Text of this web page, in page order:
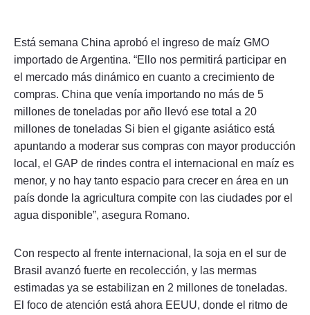
Está semana China aprobó el ingreso de maíz GMO
importado de Argentina. “Ello nos permitirá participar en
el mercado más dinámico en cuanto a crecimiento de
compras. China que venía importando no más de 5
millones de toneladas por año llevó ese total a 20
millones de toneladas Si bien el gigante asiático está
apuntando a moderar sus compras con mayor producción
local, el GAP de rindes contra el internacional en maíz es
menor, y no hay tanto espacio para crecer en área en un
país donde la agricultura compite con las ciudades por el
agua disponible”, asegura Romano.
Con respecto al frente internacional, la soja en el sur de
Brasil avanzó fuerte en recolección, y las mermas
estimadas ya se estabilizan en 2 millones de toneladas.
El foco de atención está ahora EEUU, donde el ritmo de